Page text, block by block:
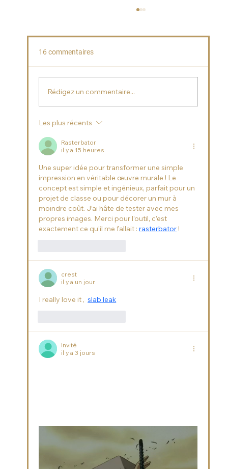
Un vent estival souffle sur L’Eclair de
16 commentaires
Rédigez un commentaire...
Les plus récents
Rasterbator
il y a 15 heures
Une super idée pour transformer une simple
impression en véritable œuvre murale ! Le
concept est simple et ingénieux, parfait pour un
projet de classe ou pour décorer un mur à
moindre coût. J’ai hâte de tester avec mes
propres images. Merci pour l’outil, c’est
exactement ce qu’il me fallait : rasterbator !
crest
il y a un jour
I really love it , slab leak
Invité
il y a 3 jours